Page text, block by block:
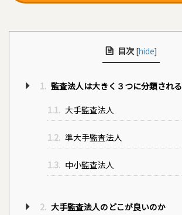
目次 [hide]
1. 監査法人は大きく３つに分類される
1.1. 大手監査法人
1.2. 準大手監査法人
1.3. 中小監査法人
2. 大手監査法人のどこが良いのか